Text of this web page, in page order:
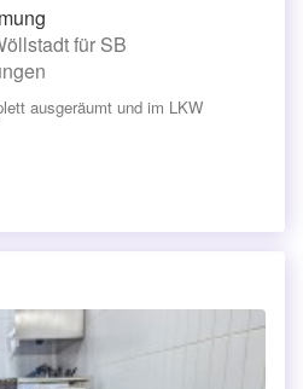
für SB
ausgeräumt und im LKW